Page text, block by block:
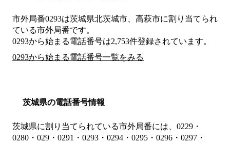
市外局番0293は茨城県北茨城市、高萩市に割り当てられ
ている市外局番です。
0293から始まる電話番号は2,753件登録されています。
0293から始まる電話番号一覧をみる
茨城県の電話番号情報
茨城県に割り当てられている市外局番には、0229・
0280・029・0291・0293・0294・0295・0296・0297・